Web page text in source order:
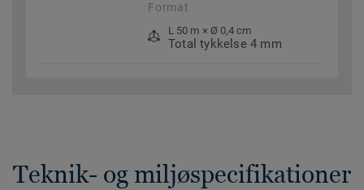
Format
L 50 m × Ø 0,4 cm
Total tykkelse 4 mm
Teknik- og miljøspecifikationer